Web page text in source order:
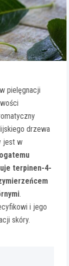
pielęgnacji
drzewa
jest w
terpinen-4-
.
i jego
skóry.